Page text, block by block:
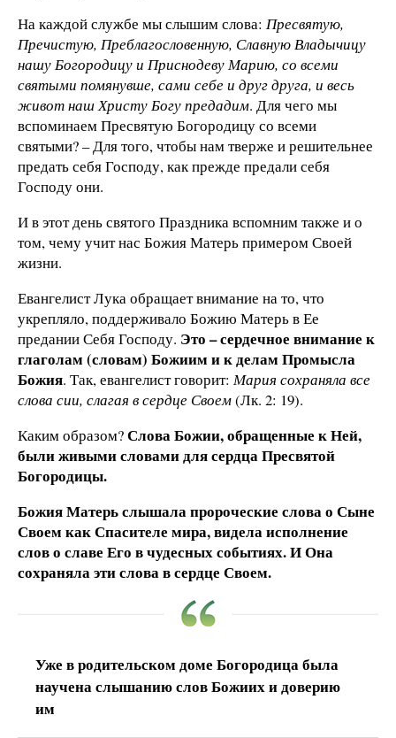
На каждой службе мы слышим слова: Пресвятую,
Пречистую, Преблагословенную, Славную Владычицу
нашу Богородицу и Приснодеву Марию, со всеми
святыми помянувше, сами себе и друг друга, и весь
живот наш Христу Богу предадим. Для чего мы
вспоминаем Пресвятую Богородицу со всеми
святыми? – Для того, чтобы нам тверже и решительнее
предать себя Господу, как прежде предали себя
Господу они.
И в этот день святого Праздника вспомним также и о
том, чему учит нас Божия Матерь примером Своей
жизни.
Евангелист Лука обращает внимание на то, что
укрепляло, поддерживало Божию Матерь в Ее
предании Себя Господу. Это – сердечное внимание к
глаголам (словам) Божиим и к делам Промысла
Божия. Так, евангелист говорит: Мария сохраняла все
слова сии, слагая в сердце Своем(Лк. 2: 19).
Каким образом?Слова Божии, обращенные к Ней,
были живыми словами для сердца Пресвятой
Богородицы.
Божия Матерь слышала пророческие слова о Сыне
Своем как Спасителе мира, видела исполнение
слов о славе Его в чудесных событиях. И Она
сохраняла эти слова в сердце Своем.
Уже в родительском доме Богородица была
научена слышанию слов Божиих и доверию
им